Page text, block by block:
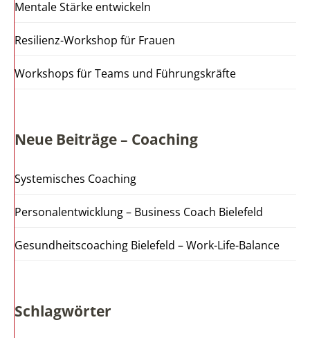
Mentale Stärke entwickeln
Resilienz-Workshop für Frauen
Workshops für Teams und Führungskräfte
Neue Beiträge – Coaching
Systemisches Coaching
Personalentwicklung – Business Coach Bielefeld
Gesundheitscoaching Bielefeld – Work-Life-Balance
Schlagwörter